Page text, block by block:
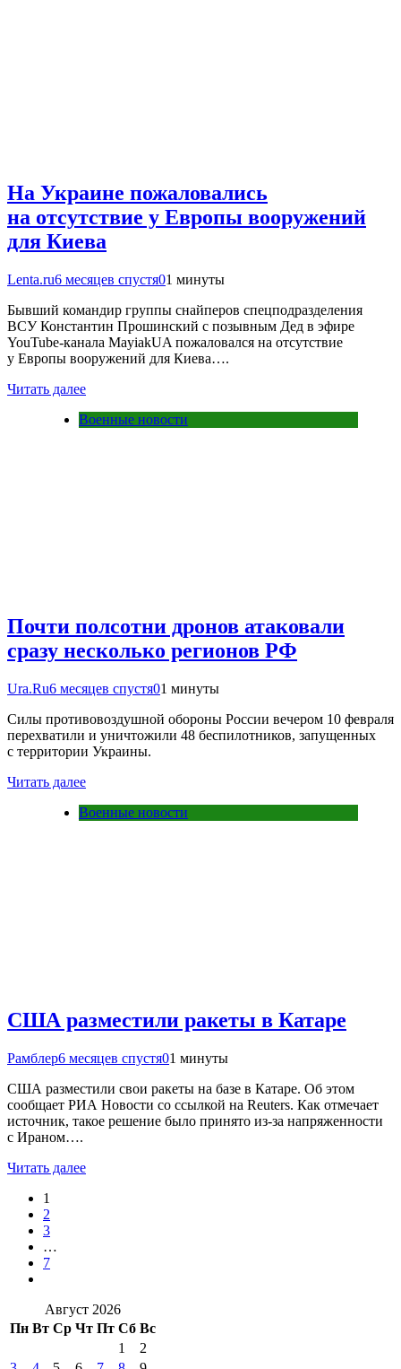
На Украине пожаловались
на отсутствие у Европы вооружений
для Киева
Lenta.ru6 месяцев спустя01 минуты
Бывший командир группы снайперов спецподразделения
ВСУ Константин Прошинский с позывным Дед в эфире
YouTube-канала MayiakUA пожаловался на отсутствие
у Европы вооружений для Киева….
Читать далее
Военные новости
Почти полсотни дронов атаковали
сразу несколько регионов РФ
Ura.Ru6 месяцев спустя01 минуты
Силы противовоздушной обороны России вечером 10 февраля
перехватили и уничтожили 48 беспилотников, запущенных
с территории Украины.
Читать далее
Военные новости
США разместили ракеты в Катаре
Рамблер6 месяцев спустя01 минуты
США разместили свои ракеты на базе в Катаре. Об этом
сообщает РИА Новости со ссылкой на Reuters. Как отмечает
источник, такое решение было принято из-за напряженности
с Ираном….
Читать далее
1
2
3
…
7
Август 2026
Пн Вт Ср Чт Пт Сб Вс
1
2